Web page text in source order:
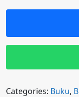
Categories: Buku,